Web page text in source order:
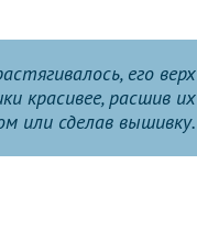
его верх
красивее, расшив их
или сделав вышивку.